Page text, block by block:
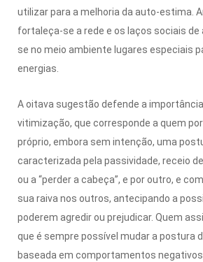
utilizar para a melhoria da auto-estima.
fortaleça-se a rede e os laços sociais de
se no meio ambiente lugares especiais
energias.
A oitava sugestão defende a
vitimização, que corresponde a quem
próprio, embora sem intenção, uma
caracterizada pela passividade, receio
ou a “perder a cabeça”, e por outro, e
sua raiva nos outros, antecipando a
poderem agredir ou prejudicar. Quem
que é sempre possível mudar a postura
baseada em comportamentos